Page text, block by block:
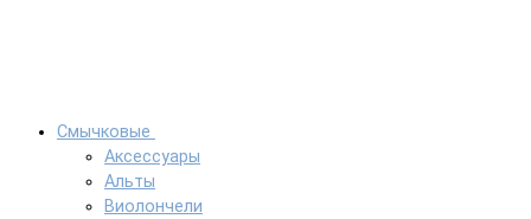
Смычковые
Аксессуары
Альты
Виолончели